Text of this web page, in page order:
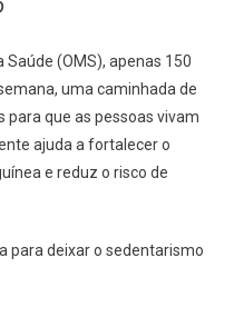
(OMS), apenas 150
uma caminhada de
para que as pessoas vivam
ajuda a fortalecer o
e reduz o risco de
para deixar o sedentarismo